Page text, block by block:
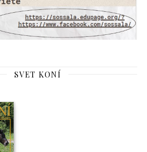
SVET KONÍ